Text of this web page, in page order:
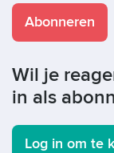
Abonneren
Wil je
in als
Log in om te